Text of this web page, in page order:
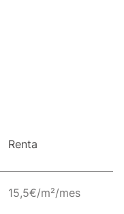
Renta
15,5€/m²/mes